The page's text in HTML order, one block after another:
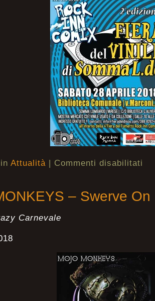
Attualità | Commenti disabilitati
– Swerve On
Carnevale